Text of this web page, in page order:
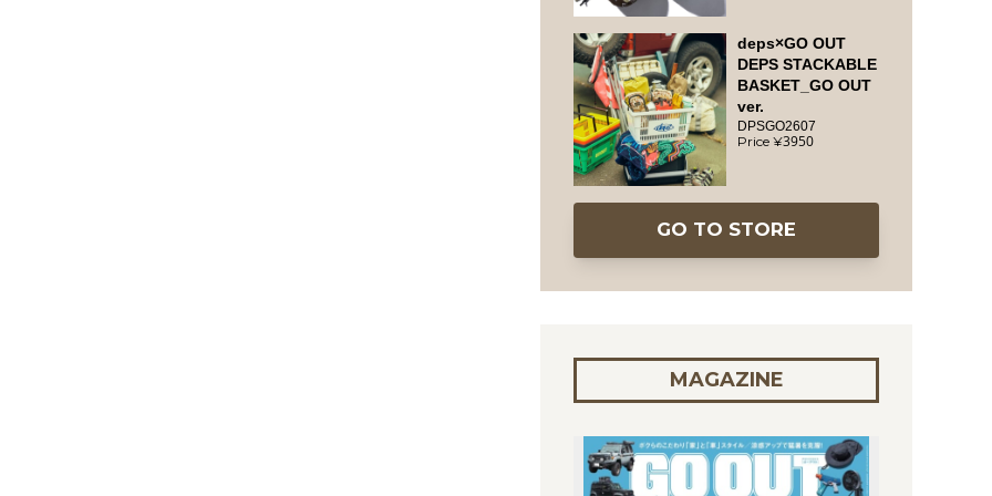
deps×GO OUT
DEPS STACKABLE
BASKET_GO OUT
ver.
DPSGO2607
3950
GO TO STORE
MAGAZINE